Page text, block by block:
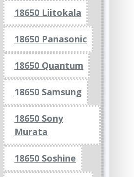
18650 Liitokala
18650 Panasonic
18650 Quantum
18650 Samsung
18650 Sony
Murata
18650 Soshine